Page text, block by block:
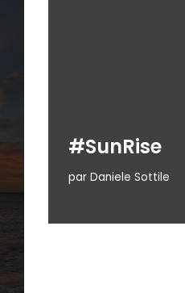
#SunRise
par Daniele Sottile